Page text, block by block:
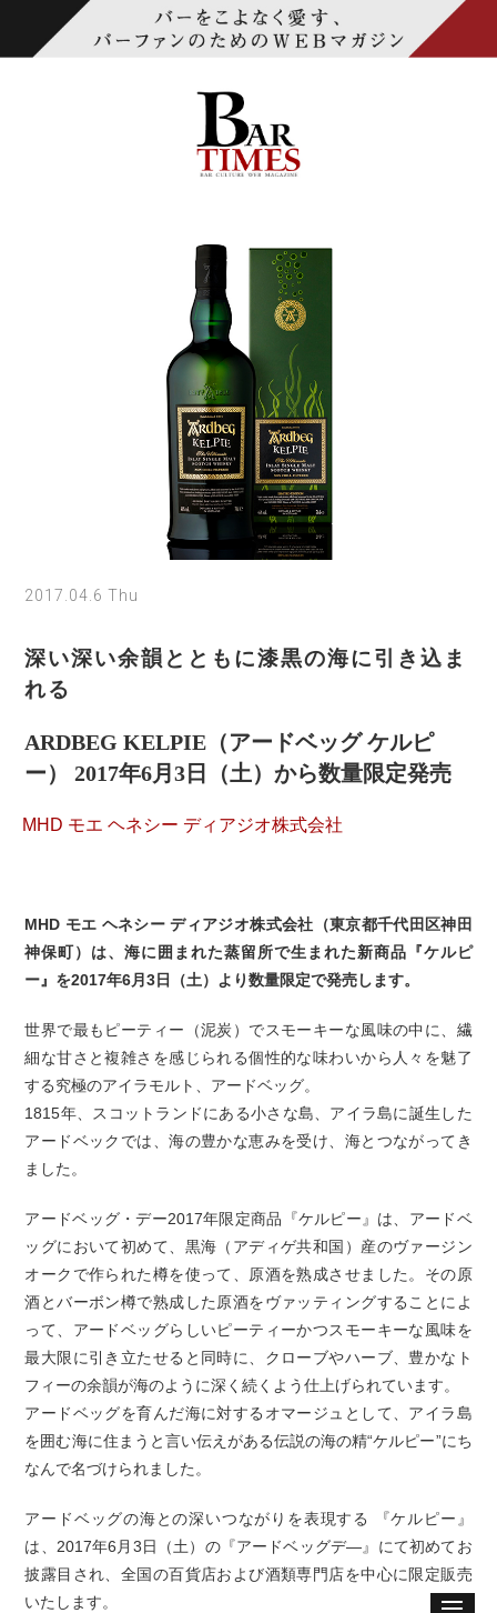
2017.04.6 Thu
深い深い余韻とともに漆黒の海に引き込ま
れる
ARDBEG KELPIE（アードベッグ ケルピ
ー） 2017年6月3日（土）から数量限定発売
MHD モエ ヘネシー ディアジオ株式会社
MHD モエ ヘネシー ディアジオ株式会社（東京都千代田区神田
神保町）は、海に囲まれた蒸留所で生まれた新商品『ケルピ
ー』を2017年6月3日（土）より数量限定で発売します。
世界で最もピーティー（泥炭）でスモーキーな風味の中に、繊
細な甘さと複雑さを感じられる個性的な味わいから人々を魅了
する究極のアイラモルト、アードベッグ。
1815年、スコットランドにある小さな島、アイラ島に誕生した
アードベックでは、海の豊かな恵みを受け、海とつながってき
ました。
アードベッグ・デー2017年限定商品『ケルピー』は、アードベ
ッグにおいて初めて、黒海（アディゲ共和国）産のヴァージン
オークで作られた樽を使って、原酒を熟成させました。その原
酒とバーボン樽で熟成した原酒をヴァッティングすることによ
って、アードベッグらしいピーティーかつスモーキーな風味を
最大限に引き立たせると同時に、クローブやハーブ、豊かなト
フィーの余韻が海のように深く続くよう仕上げられています。
アードベッグを育んだ海に対するオマージュとして、アイラ島
を囲む海に住まうと言い伝えがある伝説の海の精“ケルピー”にち
なんで名づけられました。
アードベッグの海との深いつながりを表現する 『ケルピー』
は、2017年6月3日（土）の『アードベッグデ―』にて初めてお
披露目され、全国の百貨店および酒類専門店を中心に限定販売
いたします。